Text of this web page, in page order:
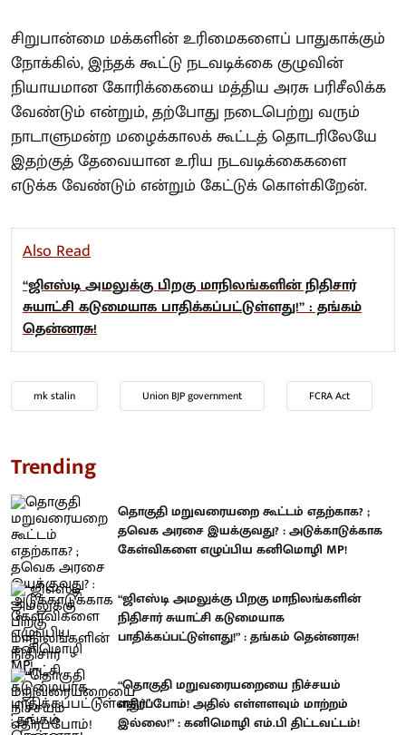
சிறுபான்மை மக்களின் உரிமைகளைப் பாதுகாக்கும்
நோக்கில், இந்தக் கூட்டு நடவடிக்கை குழுவின்
நியாயமான கோரிக்கையை மத்திய அரசு பரிசீலிக்க
வேண்டும் என்றும், தற்போது நடைபெற்று வரும்
நாடாளுமன்ற மழைக்காலக் கூட்டத் தொடரிலேயே
இதற்குத் தேவையான உரிய நடவடிக்கைகளை
எடுக்க வேண்டும் என்றும் கேட்டுக் கொள்கிறேன்.
Also Read
“ஜிஎஸ்டி அமலுக்கு பிறகு மாநிலங்களின் நிதிசார்
சுயாட்சி கடுமையாக பாதிக்கப்பட்டுள்ளது!” : தங்கம்
தென்னரசு!
mk stalin Union BJP government FCRA Act
Trending
தொகுதி மறுவரையறை கூட்டம் எதற்காக? ;
தவெக அரசை இயக்குவது? : அடுக்காடுக்காக
கேள்விகளை எழுப்பிய கனிமொழி MP!
“ஜிஎஸ்டி அமலுக்கு பிறகு மாநிலங்களின்
நிதிசார் சுயாட்சி கடுமையாக
பாதிக்கப்பட்டுள்ளது!” : தங்கம் தென்னரசு!
“தொகுதி மறுவரையறையை நிச்சயம்
எதிர்ப்போம்! அதில் எள்ளளவும் மாற்றம்
இல்லை!” : கனிமொழி எம்.பி திட்டவட்டம்!